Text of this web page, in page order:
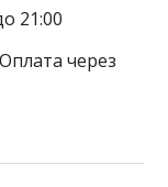
21:00
через